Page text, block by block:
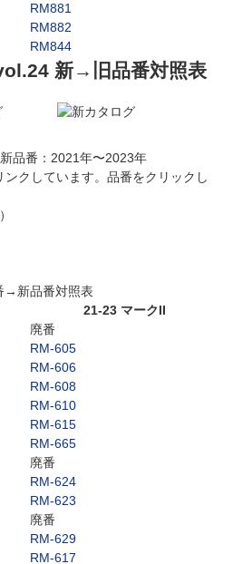
RM881
RM882
RM844
新→旧品番対照表
品番：2021年〜2023年
クしています。品番をクリックし
→新品番対照表
21-23 マークII
廃番
RM-605
RM-606
RM-608
RM-610
RM-615
RM-665
廃番
RM-624
RM-623
廃番
RM-629
RM-617